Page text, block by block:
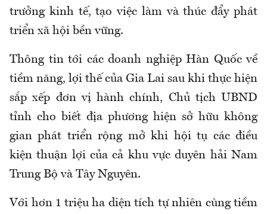
trưởng kinh tế, tạo việc làm và thúc đẩy phát
triển xã hội bền vững.
Thông tin tới các doanh nghiệp Hàn Quốc về
tiềm năng, lợi thế của Gia Lai sau khi thực hiện
sắp xếp đơn vị hành chính, Chủ tịch UBND
tỉnh cho biết địa phương hiện sở hữu không
gian phát triển rộng mở khi hội tụ các điều
kiện thuận lợi của cả khu vực duyên hải Nam
Trung Bộ và Tây Nguyên.
Với hơn 1 triệu ha diện tích tự nhiên cùng tiềm